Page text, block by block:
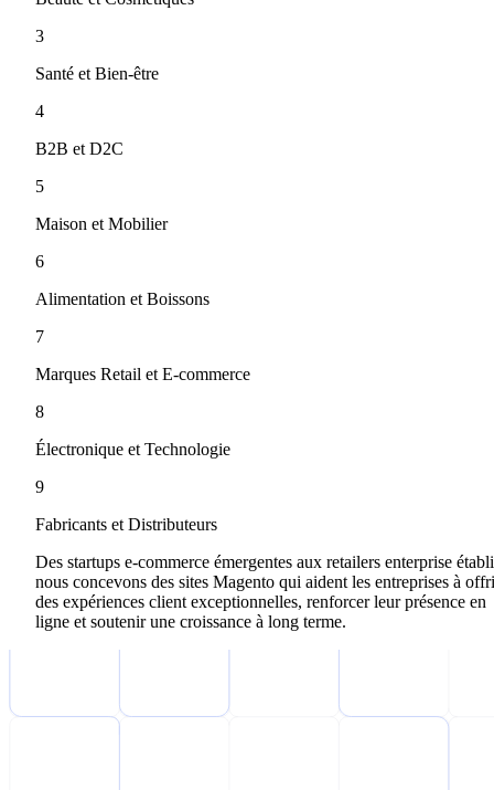
3
Santé et Bien-être
4
B2B et D2C
5
Maison et Mobilier
6
Alimentation et Boissons
7
Marques Retail et E-commerce
8
Électronique et Technologie
9
Fabricants et Distributeurs
Des startups e-commerce émergentes aux retailers enterprise
nous concevons des sites Magento qui aident les entreprises à
des expériences client exceptionnelles, renforcer leur présence en
ligne et soutenir une croissance à long terme.